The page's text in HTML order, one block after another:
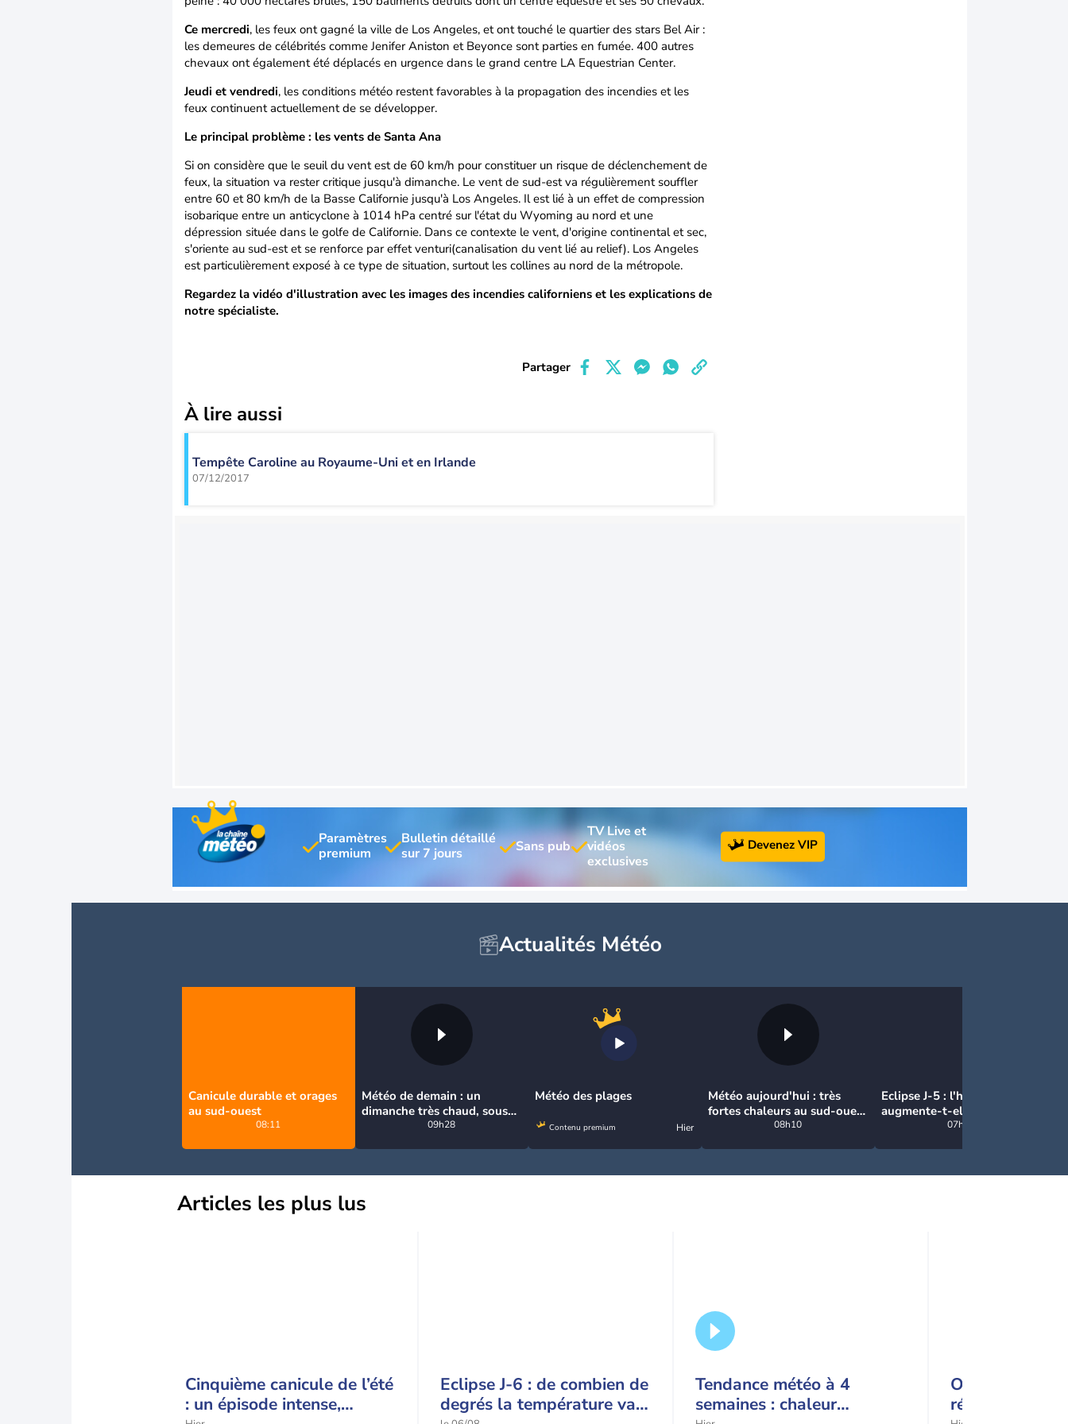
Ce mercredi, les feux ont gagné la ville de Los Angeles, et ont touché le quartier des stars Bel Air :
les demeures de célébrités comme Jenifer Aniston et Beyonce sont parties en fumée. 400 autres
chevaux ont également été déplacés en urgence dans le grand centre LA Equestrian Center.
Jeudi et vendredi, les conditions météo restent favorables à la propagation des incendies et les
feux continuent actuellement de se développer.
Le principal problème : les vents de Santa Ana
Si on considère que le seuil du vent est de 60 km/h pour constituer un risque de déclenchement de
feux, la situation va rester critique jusqu'à dimanche. Le vent de sud-est va régulièrement souffler
entre 60 et 80 km/h de la Basse Californie jusqu'à Los Angeles. Il est lié à un effet de compression
isobarique entre un anticyclone à 1014 hPa centré sur l'état du Wyoming au nord et une
dépression située dans le golfe de Californie. Dans ce contexte le vent, d'origine continental et sec,
s'oriente au sud-est et se renforce par effet venturi(canalisation du vent lié au relief). Los Angeles
est particulièrement exposé à ce type de situation, surtout les collines au nord de la métropole.
Regardez la vidéo d'illustration avec les images des incendies californiens et les explications de
notre spécialiste.
Partager
À lire aussi
Tempête Caroline au Royaume-Uni et en Irlande
07/12/2017
Paramètres
Bulletin détaillé
TV Live et
vidéos
Devenez VIP
Actualités Météo
Canicule durable et orages
au sud-ouest
08:11
Météo de demain : un
dimanche très chaud, sous
la menace de quelques
09h28
Météo des plages
Contenu premium Hier
Météo aujourd'hui : très
fortes chaleurs au sud-ouest
avant des orages, jusqu'à
08h10
Eclipse J-5 : l'humidité
augmente-t-elle
brutalement avec la chute
07h27
Articles les plus lus
Cinquième canicule de l’été
: un épisode intense,
Eclipse J-6 : de combien de
degrés la température va-
Tendance météo à 4
semaines : chaleur
Orages ce
régions à